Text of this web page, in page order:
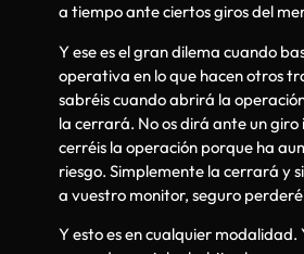
a tiempo ante ciertos giros del
Y ese es el gran dilema cuando
operativa en lo que hacen otros
sabréis cuando abrirá la
la cerrará. No os dirá ante un giro
cerréis la operación porque ha
riesgo. Simplemente la cerrará y
a vuestro monitor, seguro
Y esto es en cualquier modalidad.